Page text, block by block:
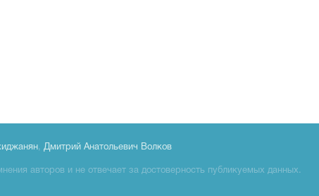
, Дмитрий Анатольевич Волков
авторов и не отвечает за достоверность публикуемых данных.